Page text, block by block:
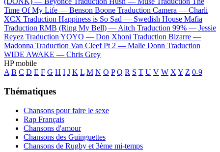
Time Of My Life — Benson Boone Traduction Camera — Charli
XCX Traduction Happiness is So Sad — Swedish House Mafia
Traduction RMB (Ring My Bell) —Aitch Traduction 99% — Jessie
Reyez Traduction YOYO — Don Xhoni Traduction Bizarre —
Madonna Traduction Van Cleef Pt 2 — Malie Donn Traduction
WIDE AWAKE — Chris Grey
HP mobile
A B C D E F G H I J K L M N O P Q R S T U V W XY Z 0-9
Thématiques
Chansons pour faire le sexe
Rap Français
Chansons d'amour
Chansons des Guinguettes
Chansons de Rugby et 3ème mi-temps